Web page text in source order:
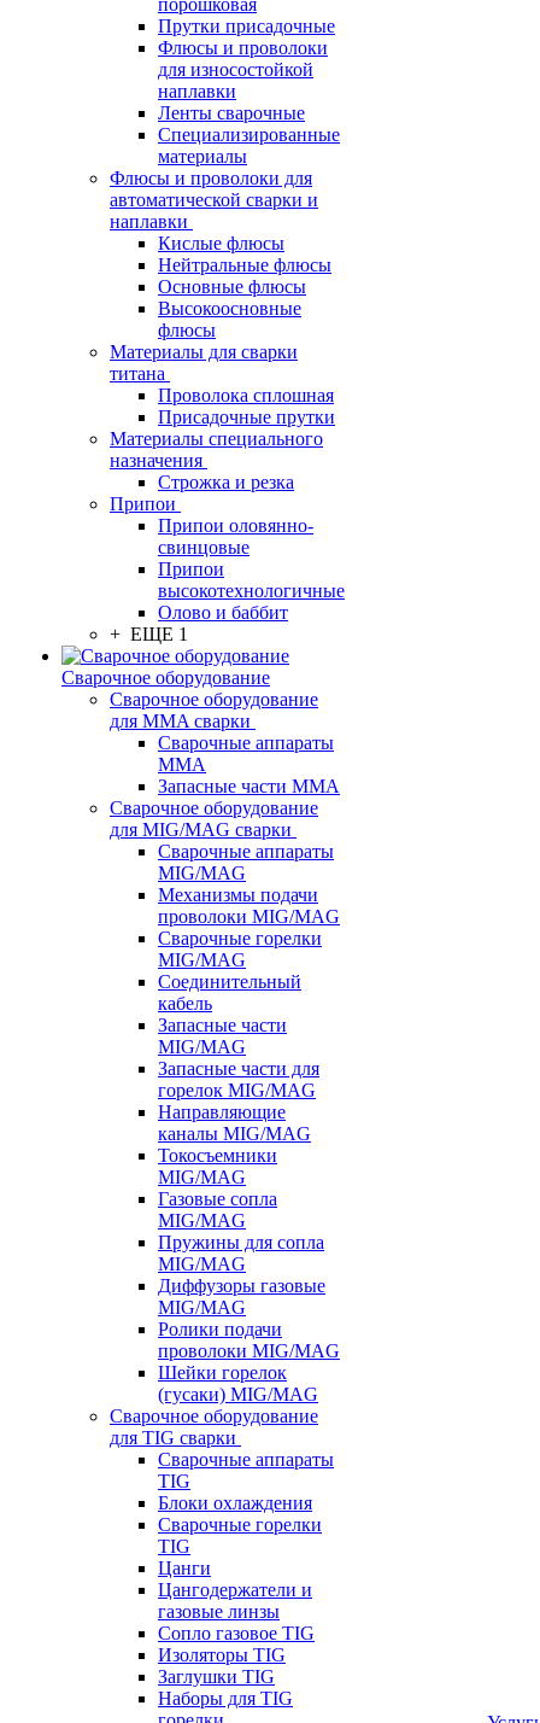
порошковая
Прутки присадочные
Флюсы и проволоки
для износостойкой
наплавки
Ленты сварочные
Специализированные
материалы
Флюсы и проволоки для
автоматической сварки и
наплавки
Кислые флюсы
Нейтральные флюсы
Основные флюсы
Высокоосновные
флюсы
Материалы для сварки
титана
Проволока сплошная
Присадочные прутки
Материалы специального
назначения
Строжка и резка
Припои
Припои оловянно-
свинцовые
Припои
высокотехнологичные
Олово и баббит
+ ЕЩЕ 1
Сварочное оборудование
Сварочное оборудование
для MMA сварки
Сварочные аппараты
MMA
Запасные части MMA
Сварочное оборудование
для MIG/MAG сварки
Сварочные аппараты
MIG/MAG
Механизмы подачи
проволоки MIG/MAG
Сварочные горелки
MIG/MAG
Соединительный
кабель
Запасные части
MIG/MAG
Запасные части для
горелок MIG/MAG
Направляющие
каналы MIG/MAG
Токосъемники
MIG/MAG
Газовые сопла
MIG/MAG
Пружины для сопла
MIG/MAG
Диффузоры газовые
MIG/MAG
Ролики подачи
проволоки MIG/MAG
Шейки горелок
(гусаки) MIG/MAG
Сварочное оборудование
для TIG сварки
Сварочные аппараты
TIG
Блоки охлаждения
Сварочные горелки
TIG
Цанги
Цангодержатели и
газовые линзы
Сопло газовое TIG
Изоляторы TIG
Заглушки TIG
Наборы для TIG